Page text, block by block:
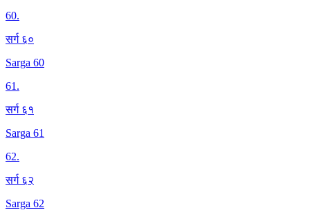
60.
सर्ग ६०
Sarga 60
61.
सर्ग ६१
Sarga 61
62.
सर्ग ६२
Sarga 62